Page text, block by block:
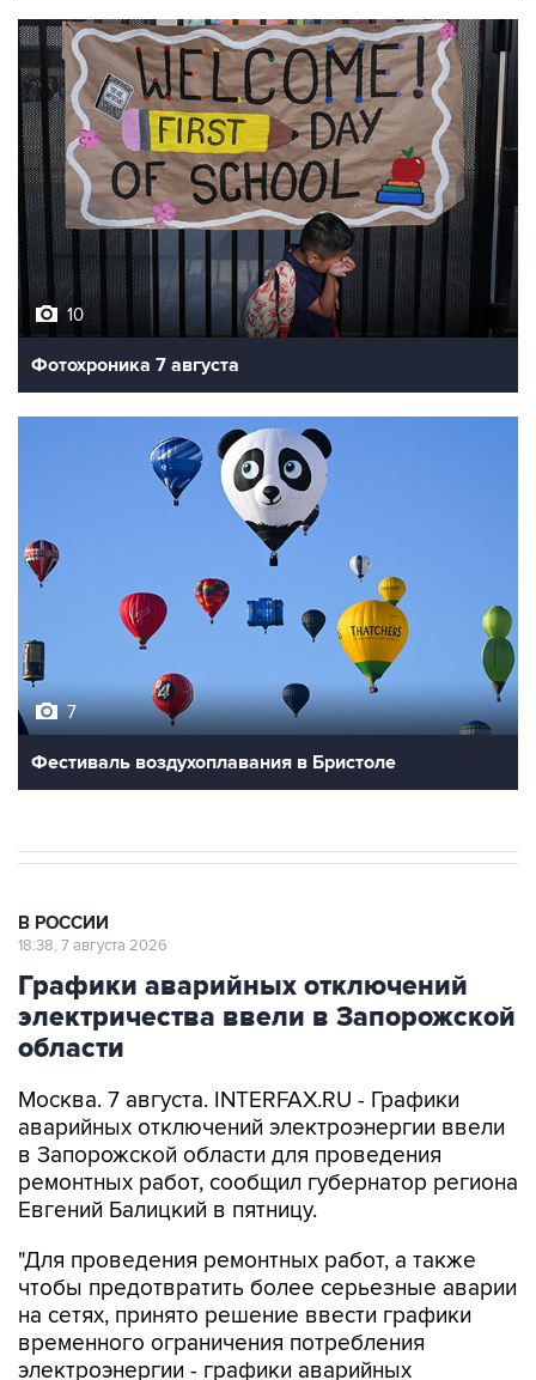
10
Фотохроника 7 августа
7
Фестиваль воздухоплавания в Бристоле
В РОССИИ
18:38, 7 августа 2026
Графики аварийных отключений
электричества ввели в Запорожской
области
Москва. 7 августа. INTERFAX.RU - Графики
аварийных отключений электроэнергии ввели
в Запорожской области для проведения
ремонтных работ, сообщил губернатор региона
Евгений Балицкий в пятницу.
"Для проведения ремонтных работ, а также
чтобы предотвратить более серьезные аварии
на сетях, принято решение ввести графики
временного ограничения потребления
электроэнергии - графики аварийных